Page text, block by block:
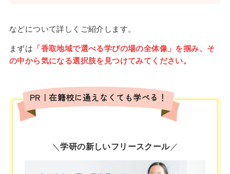
などについて詳しくご紹介します。
まずは 「香取地域で選べる学びの場の全体像」を掴み、そ
の中から気になる選択肢を見つけてみてください。
PR｜在籍校に通えなくても学べる！
＼学研の新しいフリースクール／